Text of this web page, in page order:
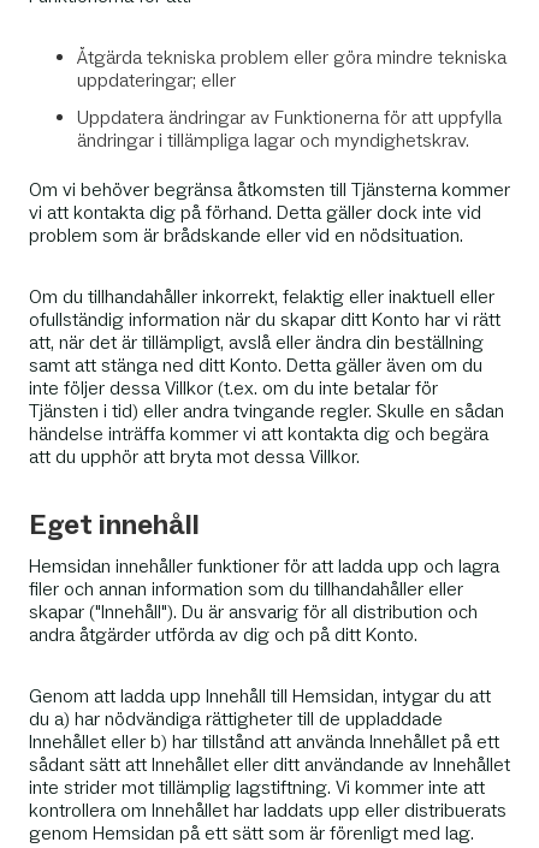
Åtgärda tekniska problem eller göra mindre tekniska
uppdateringar; eller
Uppdatera ändringar av Funktionerna för att uppfylla
ändringar i tillämpliga lagar och myndighetskrav.
Om vi behöver begränsa åtkomsten till Tjänsterna kommer
vi att kontakta dig på förhand. Detta gäller dock inte vid
problem som är brådskande eller vid en nödsituation.
Om du tillhandahåller inkorrekt, felaktig eller inaktuell eller
ofullständig information när du skapar ditt Konto har vi rätt
att, när det är tillämpligt, avslå eller ändra din beställning
samt att stänga ned ditt Konto. Detta gäller även om du
inte följer dessa Villkor (t.ex. om du inte betalar för
Tjänsten i tid) eller andra tvingande regler. Skulle en sådan
händelse inträffa kommer vi att kontakta dig och begära
att du upphör att bryta mot dessa Villkor.
Eget innehåll
Hemsidan innehåller funktioner för att ladda upp och lagra
filer och annan information som du tillhandahåller eller
skapar ("Innehåll"). Du är ansvarig för all distribution och
andra åtgärder utförda av dig och på ditt Konto.
Genom att ladda upp Innehåll till Hemsidan, intygar du att
du a) har nödvändiga rättigheter till de uppladdade
Innehållet eller b) har tillstånd att använda Innehållet på ett
sådant sätt att Innehållet eller ditt användande av Innehållet
inte strider mot tillämplig lagstiftning. Vi kommer inte att
kontrollera om Innehållet har laddats upp eller distribuerats
genom Hemsidan på ett sätt som är förenligt med lag.